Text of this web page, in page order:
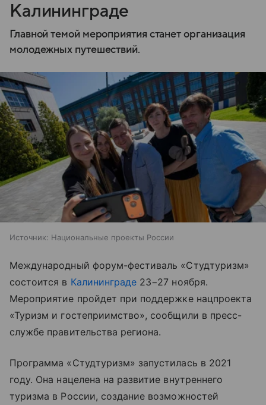
Калининграде
Главной темой мероприятия станет организация
молодежных путешествий.
Источник: Национальные проекты России
Международный форум-фестиваль «Студтуризм»
состоится в Калининграде 23−27 ноября.
Мероприятие пройдет при поддержке нацпроекта
«Туризм и гостеприимство», сообщили в пресс-
службе правительства региона.
Программа «Студтуризм» запустилась в 2021
году. Она нацелена на развитие внутреннего
туризма в России, создание возможностей